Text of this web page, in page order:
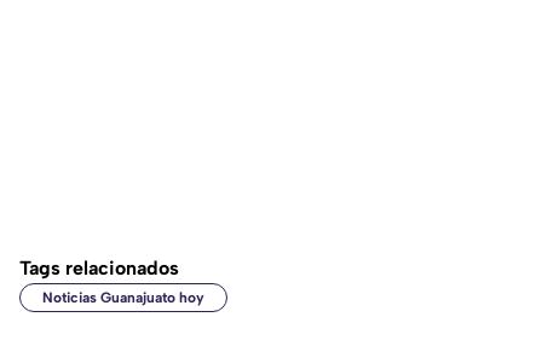
Tags relacionados
Noticias Guanajuato hoy